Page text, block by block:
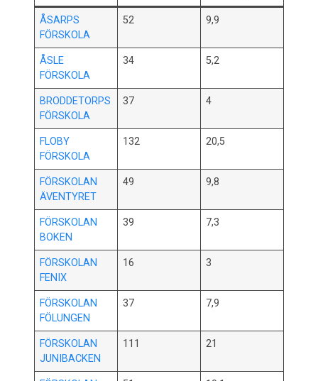
ÅSARPS
FÖRSKOLA
52 9,9
ÅSLE
FÖRSKOLA
34 5,2
BRODDETORPS
FÖRSKOLA
37 4
FLOBY
FÖRSKOLA
132 20,5
FÖRSKOLAN
ÄVENTYRET
49 9,8
FÖRSKOLAN
BOKEN
39 7,3
FÖRSKOLAN
FENIX
16 3
FÖRSKOLAN
FÖLUNGEN
37 7,9
FÖRSKOLAN
JUNIBACKEN
111 21